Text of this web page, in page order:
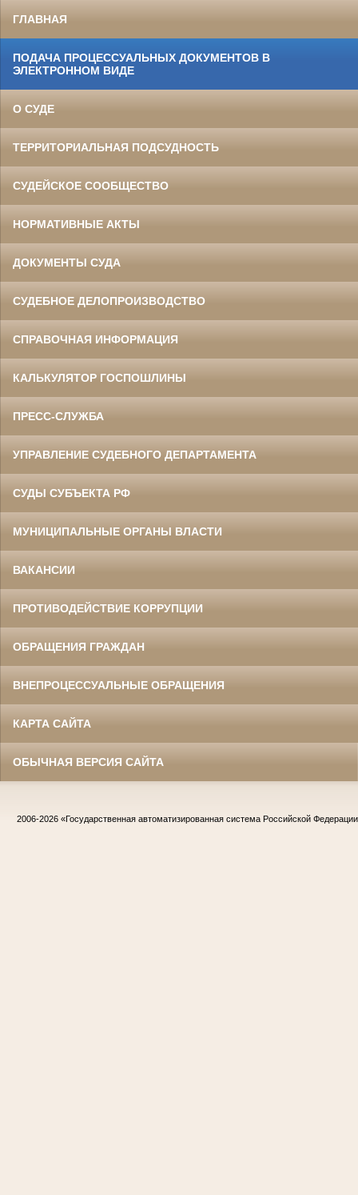
ГЛАВНАЯ
ПОДАЧА ПРОЦЕССУАЛЬНЫХ ДОКУМЕНТОВ В
ЭЛЕКТРОННОМ ВИДЕ
О СУДЕ
ТЕРРИТОРИАЛЬНАЯ ПОДСУДНОСТЬ
СУДЕЙСКОЕ СООБЩЕСТВО
НОРМАТИВНЫЕ АКТЫ
ДОКУМЕНТЫ СУДА
СУДЕБНОЕ ДЕЛОПРОИЗВОДСТВО
СПРАВОЧНАЯ ИНФОРМАЦИЯ
КАЛЬКУЛЯТОР ГОСПОШЛИНЫ
ПРЕСС-СЛУЖБА
УПРАВЛЕНИЕ СУДЕБНОГО ДЕПАРТАМЕНТА
СУДЫ СУБЪЕКТА РФ
МУНИЦИПАЛЬНЫЕ ОРГАНЫ ВЛАСТИ
ВАКАНСИИ
ПРОТИВОДЕЙСТВИЕ КОРРУПЦИИ
ОБРАЩЕНИЯ ГРАЖДАН
ВНЕПРОЦЕССУАЛЬНЫЕ ОБРАЩЕНИЯ
КАРТА САЙТА
ОБЫЧНАЯ ВЕРСИЯ САЙТА
2006-2026 «Государственная автоматизированная система Российской